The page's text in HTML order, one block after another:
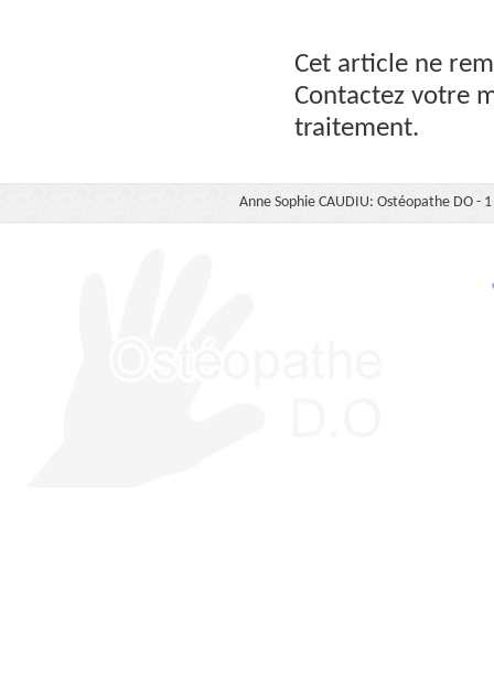
Cet article ne
Contactez votre
traitement.
Anne Sophie CAUDIU: Ostéopathe DO -